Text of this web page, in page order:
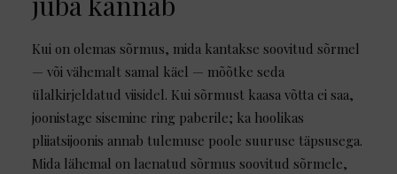
Kui on olemas sõrmus, mida kantakse soovitud sõrmel
— või vähemalt samal käel — mõõtke seda
ülalkirjeldatud viisidel. Kui sõrmust kaasa võtta ei saa,
joonistage sisemine ring paberile; ka hoolikas
pliiatsijoonis annab tulemuse poole suuruse täpsusega.
Mida lähemal on laenatud sõrmus soovitud sõrmele,